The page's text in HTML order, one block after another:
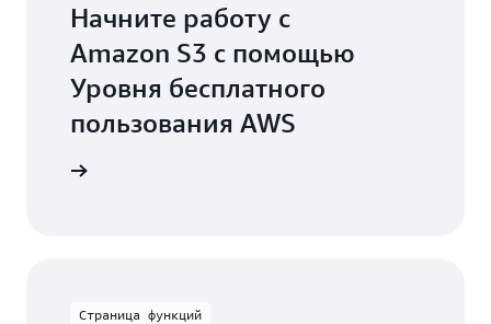
Начните работу с
Amazon S3 с помощью
Уровня бесплатного
пользования AWS
Страница функций